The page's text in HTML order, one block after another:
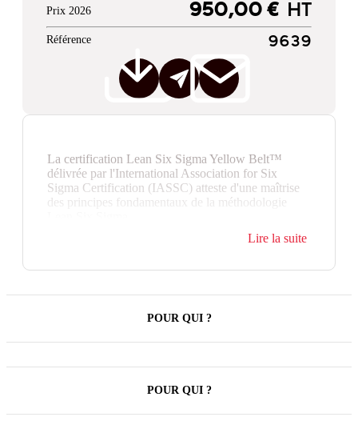
Prix 2026 950,00 € HT
Référence 9639
La certification Lean Six Sigma Yellow Belt™
délivrée par l'International Association for Six
Sigma Certification (IASSC) atteste d'une maîtrise
des principes fondamentaux de la méthodologie
Elle permet aux professionnels d’apporter leur
que ce soit en tant que membre d'équipe ou en
Cette certification se valide par un examen surveillé.
précieux pour les professionnels souhaitant
Lire la suite
POUR QUI ?
POUR QUI ?